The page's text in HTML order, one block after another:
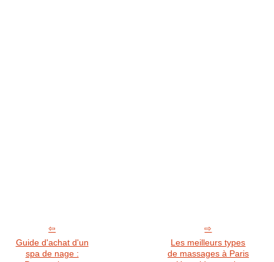
Guide d'achat d'un
spa de nage :
Les meilleurs types
de massages à Paris